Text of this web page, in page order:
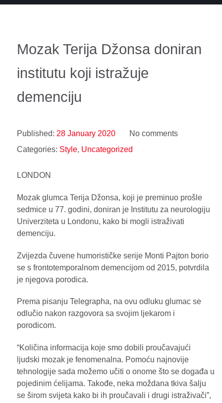
Mozak Terija Džonsa doniran
institutu koji istražuje
demenciju
Published: 28 January 2020
No comments
Categories: Style, Uncategorized
LONDON
Mozak glumca Terija Džonsa, koji je preminuo prošle
sedmice u 77. godini, doniran je Institutu za neurologiju
Univerziteta u Londonu, kako bi mogli istraživati
demenciju.
Zvijezda čuvene humorističke serije Monti Pajton borio
se s frontotemporalnom demencijom od 2015, potvrdila
je njegova porodica.
Prema pisanju Telegrapha, na ovu odluku glumac se
odlučio nakon razgovora sa svojim ljekarom i
porodicom.
“Količina informacija koje smo dobili proučavajući
ljudski mozak je fenomenalna. Pomoću najnovije
tehnologije sada možemo učiti o onome što se događa u
pojedinim ćelijama. Takođe, neka moždana tkiva šalju
se širom svijeta kako bi ih proučavali i drugi istraživači”,